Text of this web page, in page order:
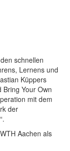
schnellen
Lernens und
Küppers
Bring Your Own
mit dem
der
Aachen als